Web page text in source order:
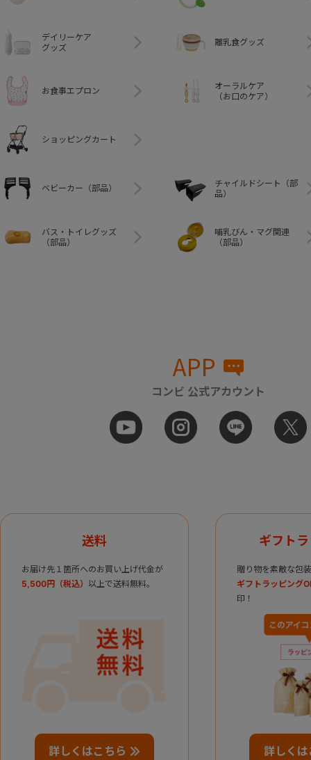
デイリーケア
グッズ
離乳食グッズ
お食事エプロン
オーラルケア
（お口のケア）
ショッピングカート
ベビーカー（部品）
チャイルドシート（部
品）
バス・トイレグッズ
（部品）
哺乳びん・マグ関連
（部品）
APP
コンビ 公式アカウント
送料
お届け先１箇所へのお買い上げ代金が
5,500円（税込） 以上で送料無料。
詳しくはこちら
ギフト
贈り物を素敵な包
ギフトラッピング
印！
詳しくは